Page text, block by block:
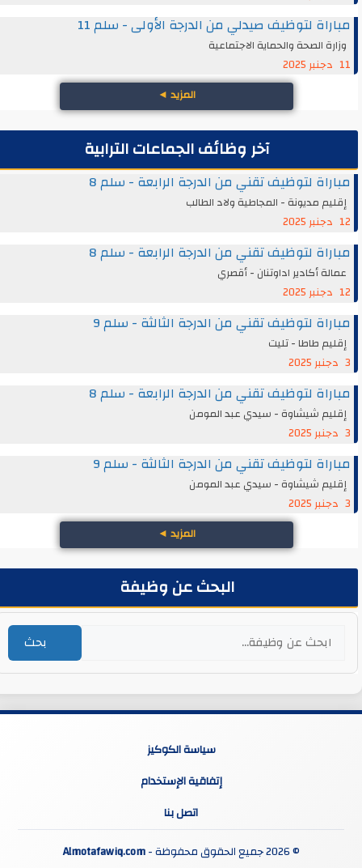
مباراة لتوظيف صيدلي من الدرجة الأولى - سلم 11
وزارة الصحة والحماية الاجتماعية
11 دجنبر 2025
المزيد◄
آخر وظائف الجماعات الترابية
مباراة لتوظيف تقني من الدرجة الرابعة - سلم 8
إقليم مديونة - المجاطية ولاد الطالب
12 دجنبر 2025
مباراة لتوظيف تقني من الدرجة الرابعة - سلم 8
عمالة أكادير اداوتنان - أقصري
12 دجنبر 2025
مباراة لتوظيف تقني من الدرجة الثالثة - سلم 9
إقليم طاطا - تليت
مباراة لتوظيف تقني من الدرجة الرابعة - سلم 8
إقليم شيشاوة - سيدي عبد المومن
مباراة لتوظيف تقني من الدرجة الثالثة - سلم 9
إقليم شيشاوة - سيدي عبد المومن
المزيد◄
البحث عن وظيفة
بحث
سياسة الكوكيز
إتفاقية الإستخدام
اتصل بنا
© 2026 جميع الحقوق محفوظة -
Almotafawiq.com